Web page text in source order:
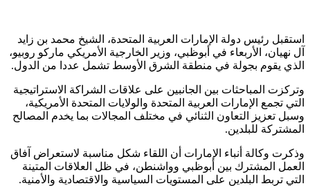
استقبل رئيس دولة الإمارات العربية المتحدة، الشيخ محمد بن زايد
آل نهيان، الأربعاء في أبوظبي، وزير الخارجية الأمريكي ماركو روبيو،
الذي يقوم بجولة في منطقة الشرق الأوسط تشمل عددا من الدول.
وتركزت المباحثات بين الجانبين على علاقات الشراكة الاستراتيجية
التي تجمع الإمارات العربية المتحدة والولايات المتحدة الأمريكية،
وسبل تعزيز التعاون الثنائي في مختلف المجالات بما يخدم المصالح
المشتركة للبلدين.
وذكرت وكالة أنباء الإمارات أن اللقاء شكل مناسبة لاستعراض آفاق
العمل المشترك بين أبوظبي وواشنطن، في ظل العلاقات المتينة
التي تربط البلدين على المستويات السياسية والاقتصادية والأمنية.